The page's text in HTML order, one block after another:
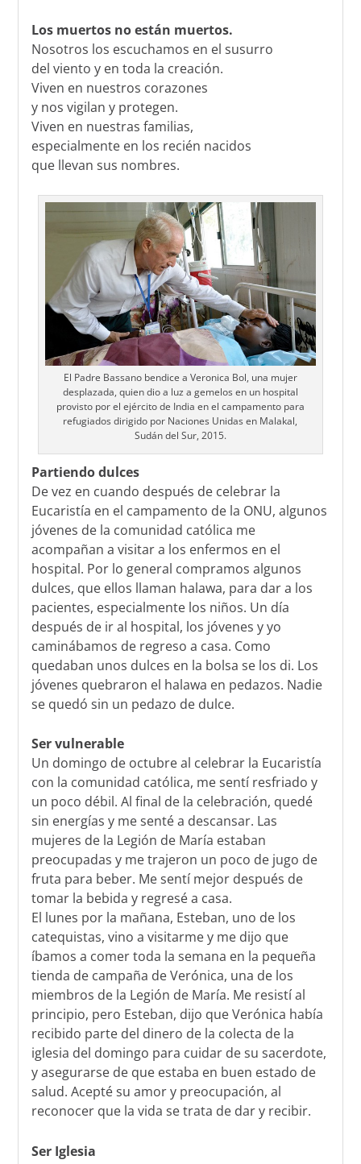
Los muertos no están muertos.
Nosotros los escuchamos en el susurro
del viento y en toda la creación.
Viven en nuestros corazones
y nos vigilan y protegen.
Viven en nuestras familias,
especialmente en los recién nacidos
que llevan sus nombres.
El Padre Bassano bendice a Veronica Bol, una mujer
desplazada, quien dio a luz a gemelos en un hospital
provisto por el ejército de India en el campamento para
refugiados dirigido por Naciones Unidas en Malakal,
Sudán del Sur, 2015.
Partiendo dulces
De vez en cuando después de celebrar la
Eucaristía en el campamento de la ONU, algunos
jóvenes de la comunidad católica me
acompañan a visitar a los enfermos en el
hospital. Por lo general compramos algunos
dulces, que ellos llaman halawa, para dar a los
pacientes, especialmente los niños. Un día
después de ir al hospital, los jóvenes y yo
caminábamos de regreso a casa. Como
quedaban unos dulces en la bolsa se los di. Los
jóvenes quebraron el halawa en pedazos. Nadie
se quedó sin un pedazo de dulce.
Ser vulnerable
Un domingo de octubre al celebrar la Eucaristía
con la comunidad católica, me sentí resfriado y
un poco débil. Al final de la celebración, quedé
sin energías y me senté a descansar. Las
mujeres de la Legión de María estaban
preocupadas y me trajeron un poco de jugo de
fruta para beber. Me sentí mejor después de
tomar la bebida y regresé a casa.
El lunes por la mañana, Esteban, uno de los
catequistas, vino a visitarme y me dijo que
íbamos a comer toda la semana en la pequeña
tienda de campaña de Verónica, una de los
miembros de la Legión de María. Me resistí al
principio, pero Esteban, dijo que Verónica había
recibido parte del dinero de la colecta de la
iglesia del domingo para cuidar de su sacerdote,
y asegurarse de que estaba en buen estado de
salud. Acepté su amor y preocupación, al
reconocer que la vida se trata de dar y recibir.
Ser Iglesia